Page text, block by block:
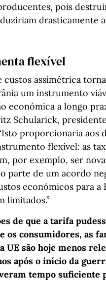
pois
drasticamente
flexível
custos assimétrica
um instrumento
económica a longo
Schularick,
proporcionaria aos
flexível: as
por exemplo, ser
parte de um acordo
económicos para a
limitados.”
de que a tarifa
os consumidores, as
UE são hoje menos
após o início da
tempo suficiente